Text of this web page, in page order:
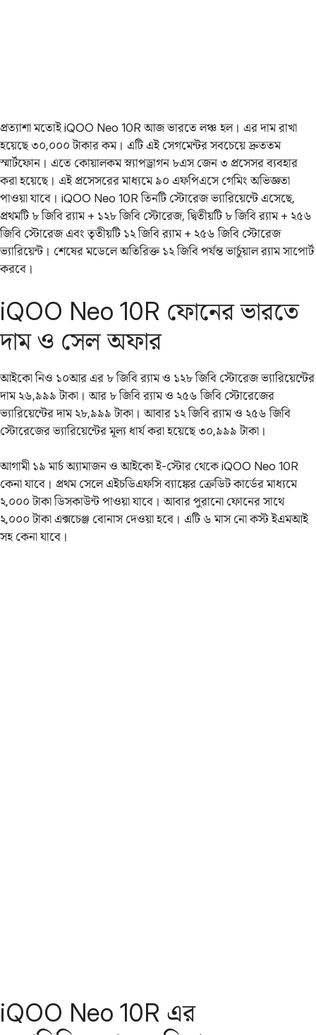
প্রত্যাশা মতোই iQOO Neo 10R আজ ভারতে লঞ্চ হল। এর দাম রাখা
হয়েছে ৩০,০০০ টাকার কম। এটি এই সেগমেন্টর সবচেয়ে দ্রুততম
স্মার্টফোন। এতে কোয়ালকম স্ন্যাপড্রাগন ৮এস জেন ৩ প্রসেসর ব্যবহার
করা হয়েছে। এই প্রসেসরের মাধ্যমে ৯০ এফপিএসে গেমিং অভিজ্ঞতা
পাওয়া যাবে। iQOO Neo 10R তিনটি স্টোরেজ ভ্যারিয়েন্টে এসেছে,
প্রথমটি ৮ জিবি র‌্যাম + ১২৮ জিবি স্টোরেজ, দ্বিতীয়টি ৮ জিবি র‌্যাম + ২৫৬
জিবি স্টোরেজ এবং তৃতীয়টি ১২ জিবি র‌্যাম + ২৫৬ জিবি স্টোরেজ
ভ্যারিয়েন্ট। শেষের মডেলে অতিরিক্ত ১২ জিবি পর্যন্ত ভার্চুয়াল র‌্যাম সাপোর্ট
করবে।
iQOO Neo 10R ফোনের ভারতে
দাম ও সেল অফার
আইকো নিও ১০আর এর ৮ জিবি র‌্যাম ও ১২৮ জিবি স্টোরেজ ভ্যারিয়েন্টের
দাম ২৬,৯৯৯ টাকা। আর ৮ জিবি র‌্যাম ও ২৫৬ জিবি স্টোরেজের
ভ্যারিয়েন্টের দাম ২৮,৯৯৯ টাকা। আবার ১২ জিবি র‌্যাম ও ২৫৬ জিবি
স্টোরেজের ভ্যারিয়েন্টের মূল্য ধার্য করা হয়েছে ৩০,৯৯৯ টাকা।
আগামী ১৯ মার্চ অ্যামাজন ও আইকো ই-স্টোর থেকে iQOO Neo 10R
কেনা যাবে। প্রথম সেলে এইচডিএফসি ব্যাঙ্কের ক্রেডিট কার্ডের মাধ্যমে
২,০০০ টাকা ডিসকাউন্ট পাওয়া যাবে। আবার পুরানো ফোনের সাথে
২,০০০ টাকা এক্সচেঞ্জ বোনাস দেওয়া হবে। এটি ৬ মাস নো কস্ট ইএমআই
সহ কেনা যাবে।
iQOO Neo 10R এর